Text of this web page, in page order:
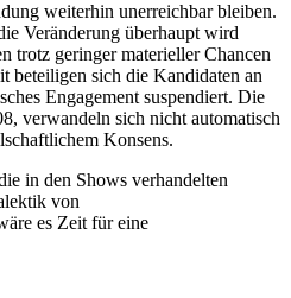
weiterhin unerreichbar bleiben.
Veränderung überhaupt wird
trotz geringer materieller Chancen
beteiligen sich die Kandidaten an
Engagement suspendiert. Die
verwandeln sich nicht automatisch
Konsens.
in den Shows verhandelten
von
es Zeit für eine